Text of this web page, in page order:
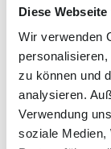
Diese
Wir verwenden
zu können und
analysieren.
Verwendung
soziale Medien,